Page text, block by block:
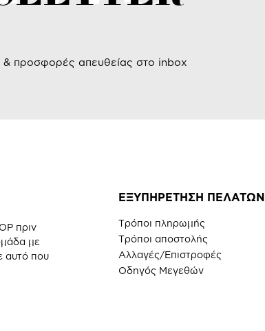
& προσφορές απευθείας στο inbox
πριν
με
αυτό που
ΕΞΥΠΗΡΕΤΗΣΗ ΠΕΛΑΤΩΝ
Τρόποι πληρωμής
Τρόποι αποστολής
Αλλαγές/Επιστροφές
Οδηγός Μεγεθών